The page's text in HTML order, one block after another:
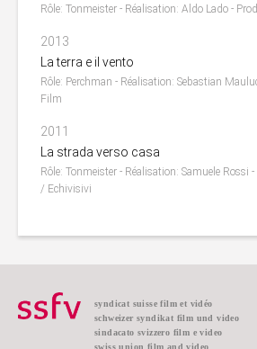
Rôle: Tonmeister - Réalisation: Aldo Lado -
2013
La terra e il vento
Rôle: Perchman - Réalisation: Sebastian
Film
2011
La strada verso casa
Rôle: Tonmeister - Réalisation: Samuele Rossi
/ Echivisivi
syndicat suisse film et vidéo
schweizer syndikat film und video
sindacato svizzero film e video
swiss union film and video